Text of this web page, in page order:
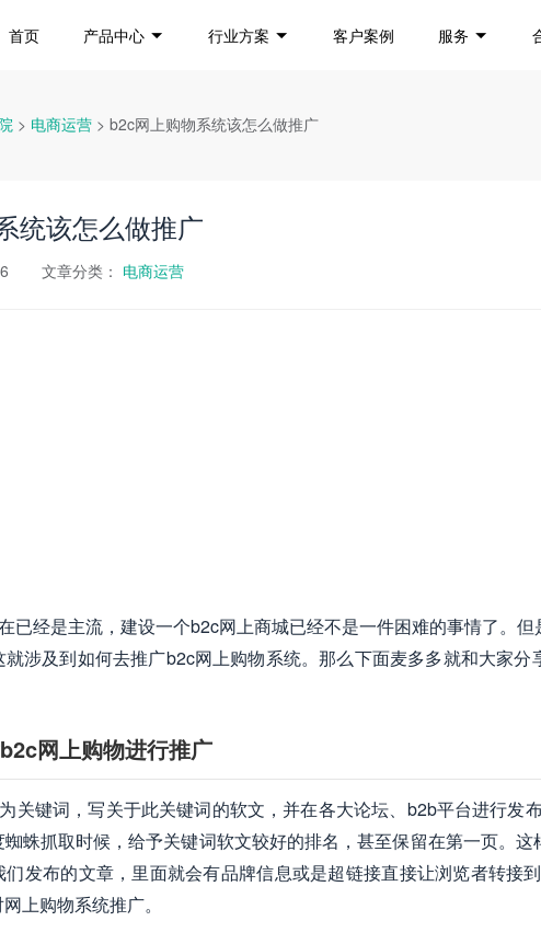
首页 产品中心 行业方案 客户案例 服务
> 电商运营 > b2c网上购物系统该怎么做推广
统该怎么做推广
文章分类： 电商运营
已经是主流，建设一个b2c网上商城已经不是一件困难的事情了。
涉及到如何去推广b2c网上购物系统。那么下面麦多多就和大家
网上购物进行推广
关键词，写关于此关键词的软文，并在各大论坛、b2b平台进行发
蛛抓取时候，给予关键词软文较好的排名，甚至保留在第一页。
发布的文章，里面就会有品牌信息或是超链接直接让浏览者转接
上购物系统推广。